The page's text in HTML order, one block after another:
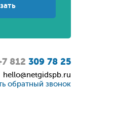
812 309 78 25
hello@netgidspb.ru
обратный звонок